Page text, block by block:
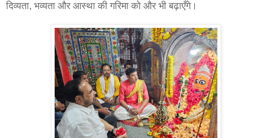
दिव्यता, भव्यता और आस्था की गरिमा को और भी बढ़ाएँगे।